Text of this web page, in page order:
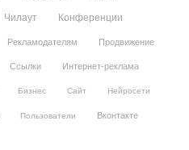
Чилаут Конференции
Рекламодателям Продвижение
Ссылки Интернет-реклама
Бизнес Сайт Нейросети
Пользователи Вконтакте